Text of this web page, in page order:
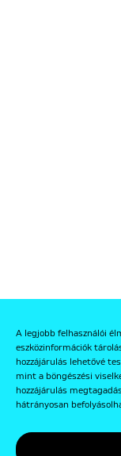
A legjobb felhasználói
eszközinformációk
hozzájárulás lehetővé
mint a böngészési
hozzájárulás
hátrányosan